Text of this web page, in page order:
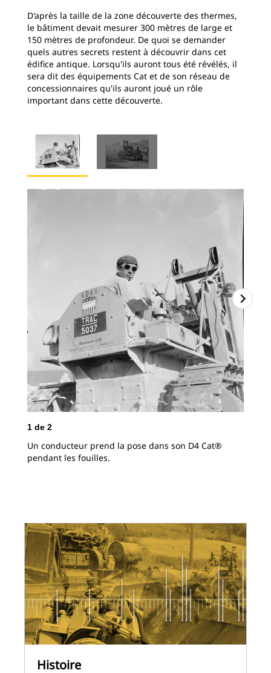
D'après la taille de la zone découverte des thermes,
le bâtiment devait mesurer 300 mètres de large et
150 mètres de profondeur. De quoi se demander
quels autres secrets restent à découvrir dans cet
édifice antique. Lorsqu'ils auront tous été révélés, il
sera dit des équipements Cat et de son réseau de
concessionnaires qu'ils auront joué un rôle
important dans cette découverte.
1 de 2
Un conducteur prend la pose dans son D4 Cat®
pendant les fouilles.
Histoire